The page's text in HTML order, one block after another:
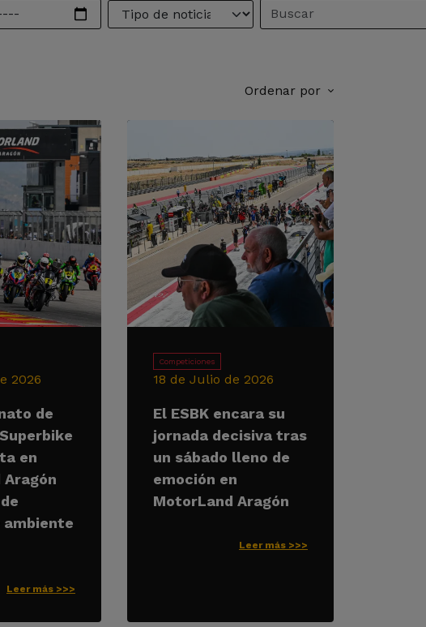
Ordenar por
2026
de
en
ambiente
Leer más >>>
Competiciones
18 de Julio de 2026
El ESBK encara su
jornada decisiva tras
un sábado lleno de
emoción en
MotorLand Aragón
Leer más >>>